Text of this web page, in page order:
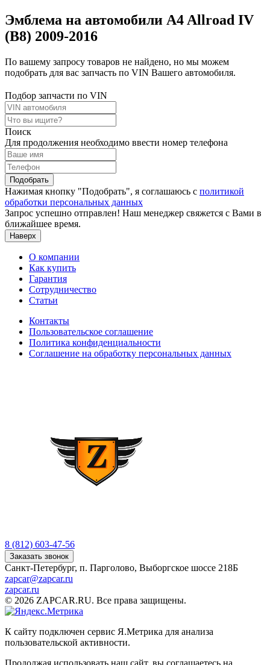
Эмблема на автомобили A4 Allroad IV
(B8) 2009-2016
По вашему запросу товаров не найдено, но мы можем
подобрать для вас запчасть по VIN Вашего автомобиля.
Подбор запчасти по VIN
Поиск
Для продолжения необходимо ввести номер телефона
Подобрать
Нажимая кнопку "Подобрать", я соглашаюсь с политикой
обработки персональных данных
Запрос успешно отправлен! Наш менеджер свяжется с Вами в
ближайшее время.
Наверх
О компании
Как купить
Гарантия
Сотрудничество
Статьи
Контакты
Пользовательское соглашение
Политика конфиденциальности
Соглашение на обработку персональных данных
8 (812) 603-47-56
Заказать звонок
Санкт-Петербург, п. Парголово, Выборгское шоссе 218Б
zapcar@zapcar.ru
zapcar.ru
© 2026 ZAPCAR.RU. Все права защищены.
К сайту подключен сервис Я.Метрика для анализа
пользовательской активности.
Продолжая использовать наш сайт, вы соглашаетесь на